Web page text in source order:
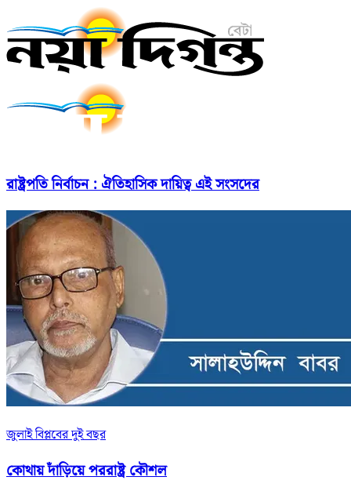
রাষ্ট্রপতি নির্বাচন : ঐতিহাসিক দায়িত্ব এই সংসদের
জুলাই বিপ্লবের দুই বছর
কোথায় দাঁড়িয়ে পররাষ্ট্র কৌশল